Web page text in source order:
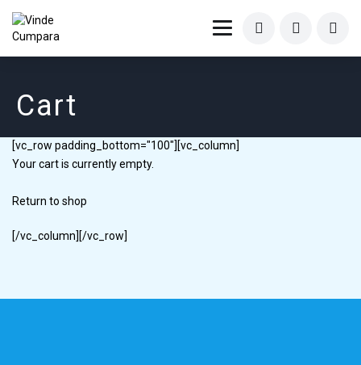
Cart
[vc_row padding_bottom="100"][vc_column]
Your cart is currently empty.
Return to shop
[/vc_column][/vc_row]